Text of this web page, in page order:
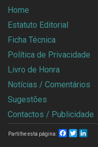
Home
Estatuto Editorial
Ficha Técnica
Política de Privacidade
Livro de Honra
Notícias / Comentários
Sugestões
Contactos / Publicidade
Partilhe esta página: Facebook
Twitter